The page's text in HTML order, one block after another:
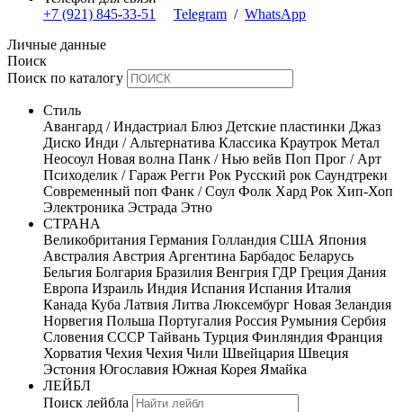
+7 (921) 845-33-51
Telegram / WhatsApp
Личные данные
Поиск
Поиск по каталогу
Стиль
Авангард / Индастриал Блюз Детские пластинки Джаз
Диско Инди / Альтернатива Классика Краутрок Метал
Неосоул Новая волна Панк / Нью вейв Поп Прог / Арт
Психоделик / Гараж Регги Рок Русский рок Саундтреки
Современный поп Фанк / Соул Фолк Хард Рок Хип-Хоп
Электроника Эстрада Этно
СТРАНА
Великобритания Германия Голландия США Япония
Австралия Австрия Аргентина Барбадос Беларусь
Бельгия Болгария Бразилия Венгрия ГДР Греция Дания
Европа Израиль Индия Испания Испания Италия
Канада Куба Латвия Литва Люксембург Новая Зеландия
Норвегия Польша Португалия Россия Румыния Сербия
Словения СССР Тайвань Турция Финляндия Франция
Хорватия Чехия Чехия Чили Швейцария Швеция
Эстония Югославия Южная Корея Ямайка
ЛЕЙБЛ
Поиск лейбла